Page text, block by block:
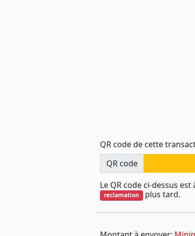
QR code de cette
QR code
Le QR code ci-dessus
reclamation plus tard.